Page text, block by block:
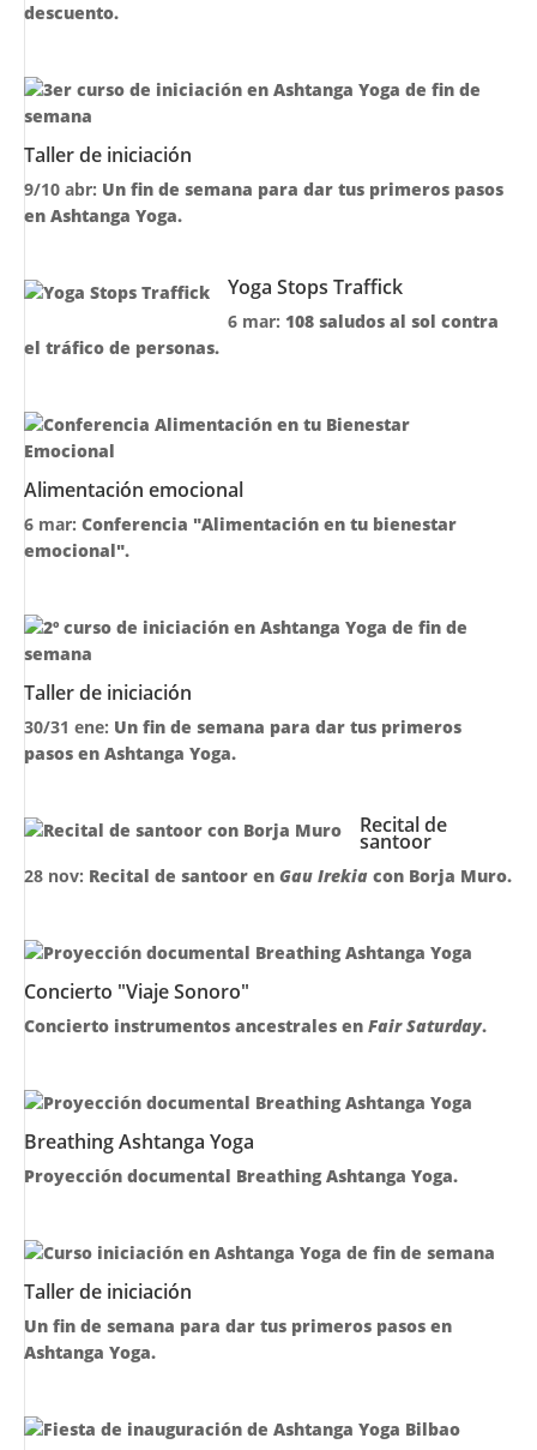
descuento.
Taller de iniciación
9/10 abr: Un fin de semana para dar tus primeros pasos
en Ashtanga Yoga.
Yoga Stops Traffick
6 mar: 108 saludos al sol contra
el tráfico de personas.
Alimentación emocional
6 mar: Conferencia "Alimentación en tu bienestar
emocional".
Taller de iniciación
30/31 ene: Un fin de semana para dar tus primeros
pasos en Ashtanga Yoga.
Recital de
santoor
28 nov: Recital de santoor en Gau Irekia con Borja Muro.
Concierto "Viaje Sonoro"
Concierto instrumentos ancestrales en Fair Saturday.
Breathing Ashtanga Yoga
Proyección documental Breathing Ashtanga Yoga.
Taller de iniciación
Un fin de semana para dar tus primeros pasos en
Ashtanga Yoga.